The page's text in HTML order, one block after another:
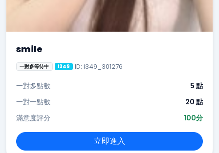
smile
一對多等待中 i349 ID: i349_301276
一對多點數
5 點
一對一點數
20 點
滿意度評分
100分
立即進入